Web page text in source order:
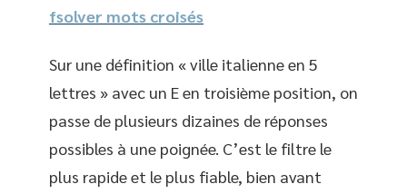
fsolver mots croisés
Sur une définition « ville italienne en 5
lettres » avec un E en troisième position, on
passe de plusieurs dizaines de réponses
possibles à une poignée. C’est le filtre le
plus rapide et le plus fiable, bien avant